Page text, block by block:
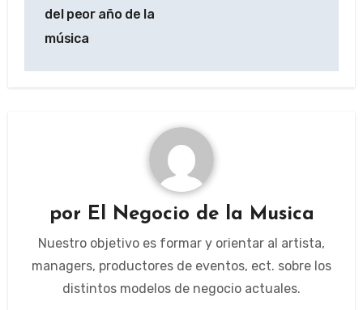
entradas
del peor año de la
música
por El Negocio de la Musica
Nuestro objetivo es formar y orientar al artista,
managers, productores de eventos, ect. sobre los
distintos modelos de negocio actuales.